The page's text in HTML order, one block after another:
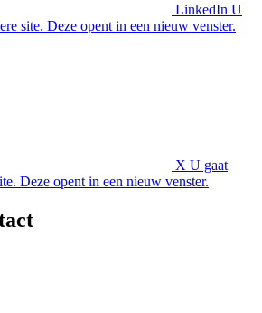
LinkedIn U
site. Deze opent in een nieuw venster.
X U gaat
Deze opent in een nieuw venster.